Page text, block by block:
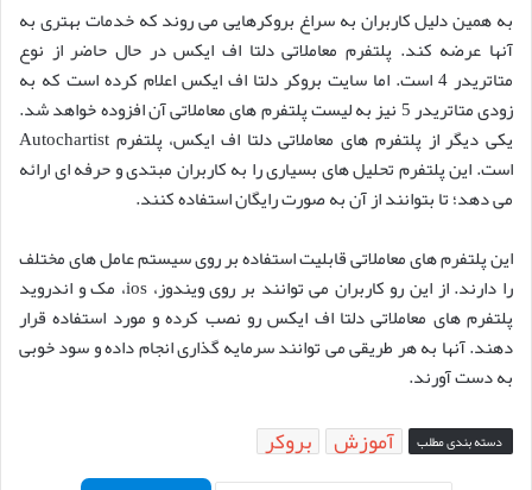
به همین دلیل کاربران به سراغ بروکرهایی می روند که خدمات بهتری به
آنها عرضه کند. پلتفرم معاملاتی دلتا اف ایکس در حال حاضر از نوع
متاتریدر 4 است. اما سایت بروکر دلتا اف ایکس اعلام کرده است که به
زودی متاتریدر 5 نیز به لیست پلتفرم های معاملاتی آن افزوده خواهد شد.
یکی دیگر از پلتفرم های معاملاتی دلتا اف ایکس، پلتفرم Autochartist
است. این پلتفرم تحلیل های بسیاری را به کاربران مبتدی و حرفه ای ارائه
می دهد؛ تا بتوانند از آن به صورت رایگان استفاده کنند.
این پلتفرم های معاملاتی قابلیت استفاده بر روی سیستم عامل های مختلف
را دارند. از این رو کاربران می توانند بر روی ویندوز، ios، مک و اندروید
پلتفرم های معاملاتی دلتا اف ایکس رو نصب کرده و مورد استفاده قرار
دهند. آنها به هر طریقی می توانند سرمایه گذاری انجام داده و سود خوبی
به دست آورند.
دسته بندی مطلب آموزش بروکر